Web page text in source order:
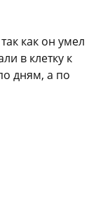
как он умел
в клетку к
дням, а по